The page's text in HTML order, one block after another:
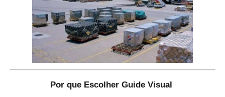
Por que Escolher Guide Visual